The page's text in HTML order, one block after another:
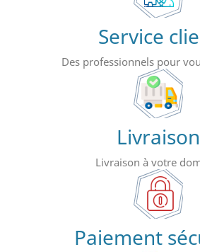
Service
Des professionnels pour
Livraison
Livraison à votre
Paiement